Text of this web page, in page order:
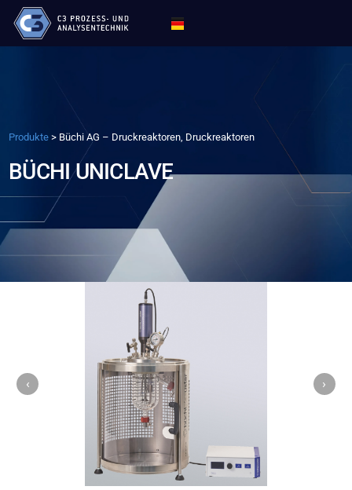
Produkte > Büchi AG – Druckreaktoren, Druckreaktoren
BÜCHI UNICLAVE
‹ ›